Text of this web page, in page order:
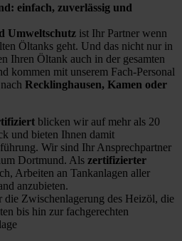
einfach, zuverlässig und
Umweltschutz ist Ihr Partner wenn
Öltanks geht. Und das nicht nur in
Ihren Öltank auch in der gesamten
kommen mit unserem Fach-Personal
Recklinghausen, Kamen oder
blicken wir auf mehr als 20
und bieten Ihnen damit
Wir sind Ihr Ansprechpartner
Dortmund. Als zertifizierter
Arbeiten an Tankanlagen aller
anzubieten.
die Zwischenlagerung des Heizöl, die
bis hin zur fachgerechten